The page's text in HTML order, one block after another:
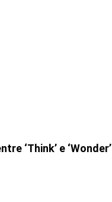
‘Think’ e ‘Wonder’